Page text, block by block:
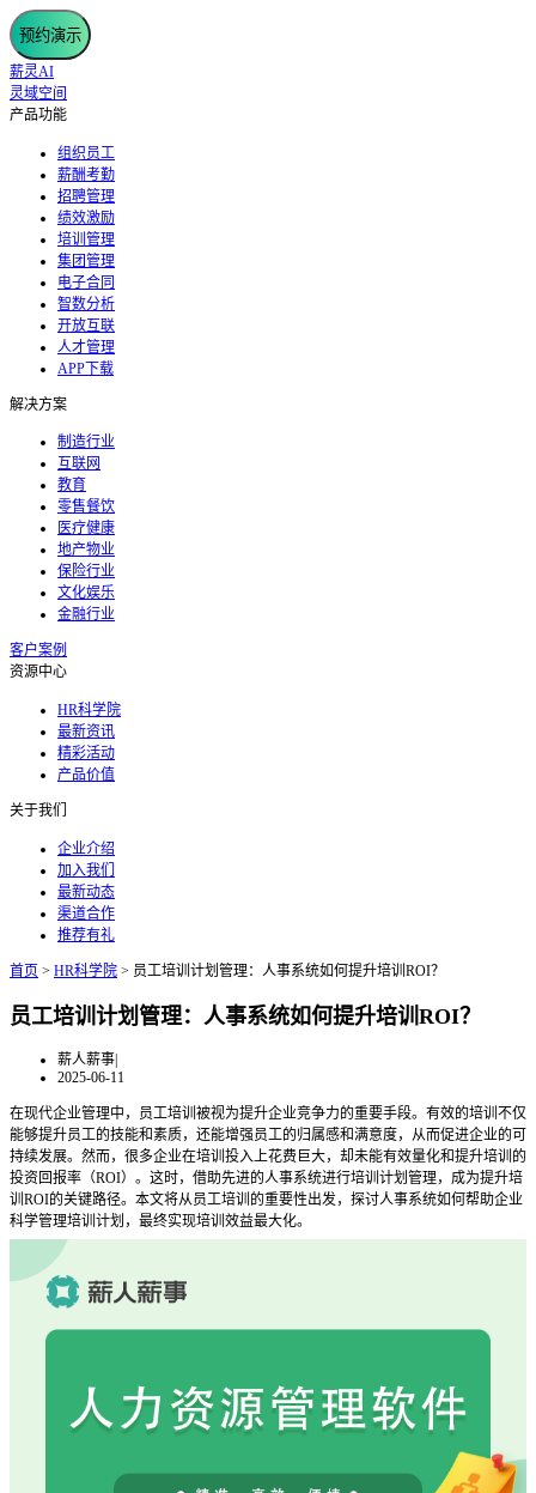
预约演示
薪灵AI
灵域空间
产品功能
组织员工
薪酬考勤
招聘管理
绩效激励
培训管理
集团管理
电子合同
智数分析
开放互联
人才管理
APP下载
解决方案
制造行业
互联网
教育
零售餐饮
医疗健康
地产物业
保险行业
文化娱乐
金融行业
客户案例
资源中心
HR科学院
最新资讯
精彩活动
产品价值
关于我们
企业介绍
加入我们
最新动态
渠道合作
推荐有礼
首页 > HR科学院 > 员工培训计划管理：人事系统如何提升培训ROI？
员工培训计划管理：人事系统如何提升培训ROI？
薪人薪事|
2025-06-11
在现代企业管理中，员工培训被视为提升企业竞争力的重要手段。有效的培训不仅
能够提升员工的技能和素质，还能增强员工的归属感和满意度，从而促进企业的可
持续发展。然而，很多企业在培训投入上花费巨大，却未能有效量化和提升培训的
投资回报率（ROI）。这时，借助先进的人事系统进行培训计划管理，成为提升培
训ROI的关键路径。本文将从员工培训的重要性出发，探讨人事系统如何帮助企业
科学管理培训计划，最终实现培训效益最大化。